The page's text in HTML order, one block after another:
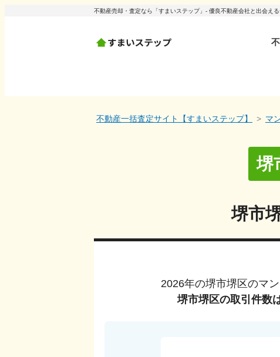
不動産売却・査定なら「すまいステップ」- 優良不動産会社と出会え
不動産一括査定サイト【すまいステップ】 マ
堺
堺市
2026年の堺市堺区のマ
堺市堺区の取引件数